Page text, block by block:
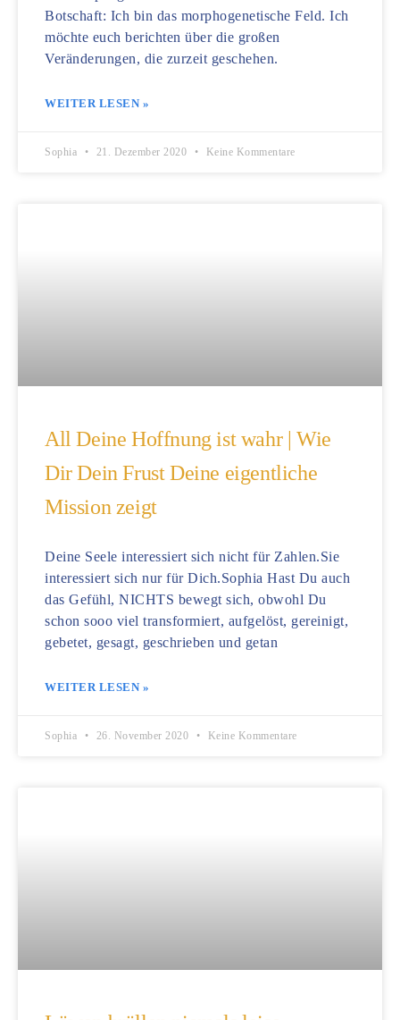
Botschaft: Ich bin das morphogenetische Feld. Ich
möchte euch berichten über die großen
Veränderungen, die zurzeit geschehen.
WEITER LESEN »
Sophia 21. Dezember 2020 Keine Kommentare
All Deine Hoffnung ist wahr | Wie
Dir Dein Frust Deine eigentliche
Mission zeigt
Deine Seele interessiert sich nicht für Zahlen.Sie
interessiert sich nur für Dich.Sophia Hast Du auch
das Gefühl, NICHTS bewegt sich, obwohl Du
schon sooo viel transformiert, aufgelöst, gereinigt,
gebetet, gesagt, geschrieben und getan
WEITER LESEN »
Sophia 26. November 2020 Keine Kommentare